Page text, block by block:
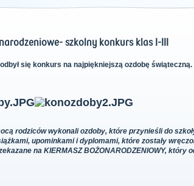
szkolny konkurs klas I-III
się konkurs na najpiękniejszą ozdobę świąteczną.
rodziców wykonali ozdoby, które przynieśli do
upominkami i dyplomami, które zostały
na KIERMASZ BOŻONARODZENIOWY, który